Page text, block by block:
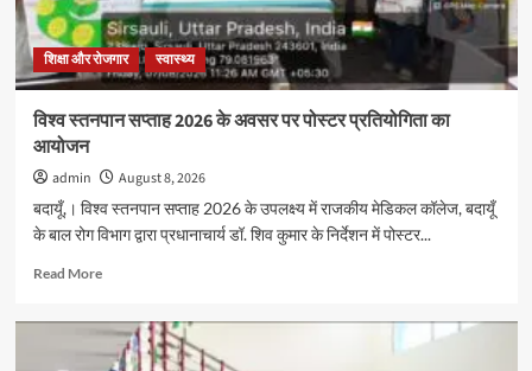
का
आयोजन
शिक्षा और रोजगार स्वास्थ्य
विश्व स्तनपान सप्ताह 2026 के अवसर पर पोस्टर प्रतियोगिता का
आयोजन
admin
August 8, 2026
बदायूँ,। विश्व स्तनपान सप्ताह 2026 के उपलक्ष्य में राजकीय मेडिकल कॉलेज, बदायूँ
के बाल रोग विभाग द्वारा प्रधानाचार्य डॉ. शिव कुमार के निर्देशन में पोस्टर...
Read MoreRead
विश्व
स्तनपान